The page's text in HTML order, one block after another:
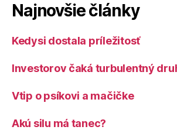
Najnovšie články
Kedysi dostala príležitosť
Investorov čaká turbulentný
Vtip o psíkovi a mačičke
Akú silu má tanec?